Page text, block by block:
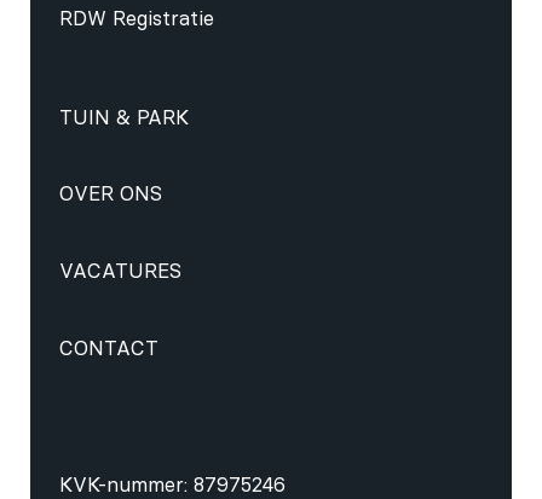
RDW Registratie
TUIN & PARK
OVER ONS
VACATURES
CONTACT
KVK-nummer: 87975246